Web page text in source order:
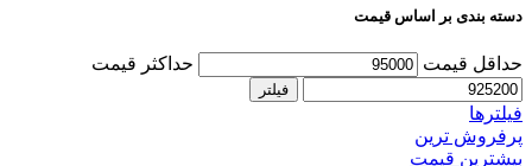
دسته بندی بر اساس قیمت
حداقل قیمت حداکثر قیمت
فیلتر
فیلتر‌ها
پرفروش ترین
بیشترین قیمت